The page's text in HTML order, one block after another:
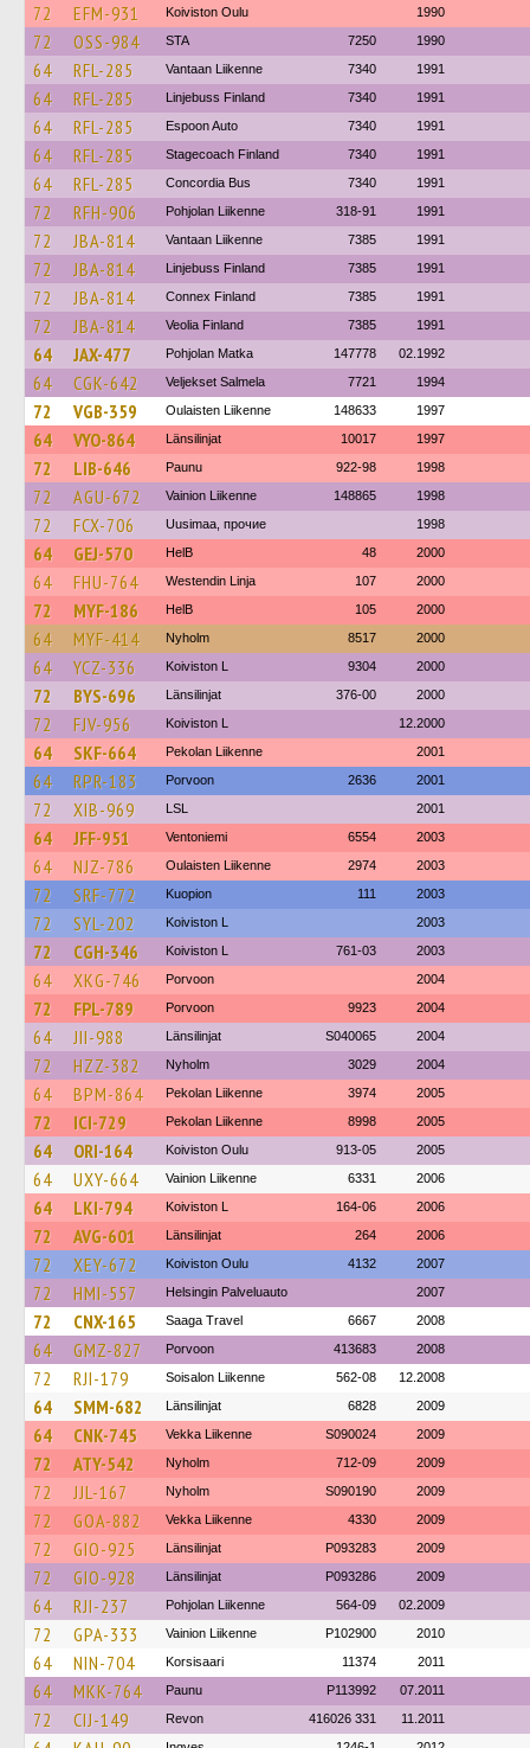
72 EFM-931 Koiviston Oulu 1990
72 OSS-984 STA 7250 1990
64 RFL-285 Vantaan Liikenne 7340 1991
64 RFL-285 Linjebuss Finland 7340 1991
64 RFL-285 Espoon Auto 7340 1991
64 RFL-285 Stagecoach Finland 7340 1991
64 RFL-285 Concordia Bus 7340 1991
72 RFH-906 Pohjolan Liikenne 318-91 1991
72 JBA-814 Vantaan Liikenne 7385 1991
72 JBA-814 Linjebuss Finland 7385 1991
72 JBA-814 Connex Finland 7385 1991
72 JBA-814 Veolia Finland 7385 1991
64 JAX-477 Pohjolan Matka 147778 02.1992
64 CGK-642 Veljekset Salmela 7721 1994
72 VGB-359 Oulaisten Liikenne 148633 1997
64 VYO-864 Länsilinjat 10017 1997
72 LIB-646 Paunu 922-98 1998
72 AGU-672 Vainion Liikenne 148865 1998
72 FCX-706 Uusimaa, прочие 1998
64 GEJ-570 HelB 48 2000
64 FHU-764 Westendin Linja 107 2000
72 MYF-186 HelB 105 2000
64 MYF-414 Nyholm 8517 2000
64 YCZ-336 Koiviston L 9304 2000
72 BYS-696 Länsilinjat 376-00 2000
72 FJV-956 Koiviston L 12.2000
64 SKF-664 Pekolan Liikenne 2001
64 RPR-183 Porvoon 2636 2001
72 XIB-969 LSL 2001
64 JFF-951 Ventoniemi 6554 2003
64 NJZ-786 Oulaisten Liikenne 2974 2003
72 SRF-772 Kuopion 111 2003
72 SYL-202 Koiviston L 2003
72 CGH-346 Koiviston L 761-03 2003
64 XKG-746 Porvoon 2004
72 FPL-789 Porvoon 9923 2004
64 JII-988 Länsilinjat S040065 2004
72 HZZ-382 Nyholm 3029 2004
64 BPM-864 Pekolan Liikenne 3974 2005
72 ICI-729 Pekolan Liikenne 8998 2005
64 ORI-164 Koiviston Oulu 913-05 2005
64 UXY-664 Vainion Liikenne 6331 2006
64 LKI-794 Koiviston L 164-06 2006
72 AVG-601 Länsilinjat 264 2006
72 XEY-672 Koiviston Oulu 4132 2007
72 HMI-557 Helsingin Palveluauto 2007
72 CNX-165 Saaga Travel 6667 2008
64 GMZ-827 Porvoon 413683 2008
72 RJI-179 Soisalon Liikenne 562-08 12.2008
64 SMM-682 Länsilinjat 6828 2009
64 CNK-745 Vekka Liikenne S090024 2009
72 ATY-542 Nyholm 712-09 2009
72 JJL-167 Nyholm S090190 2009
72 GOA-882 Vekka Liikenne 4330 2009
72 GIO-925 Länsilinjat P093283 2009
72 GIO-928 Länsilinjat P093286 2009
64 RJI-237 Pohjolan Liikenne 564-09 02.2009
72 GPA-333 Vainion Liikenne P102900 2010
64 NIN-704 Korsisaari 11374 2011
64 MKK-764 Paunu P113992 07.2011
72 CIJ-149 Revon 416026 331 11.2011